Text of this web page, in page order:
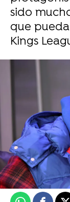
sido
que
Kings
Beyoncé
country
Asier